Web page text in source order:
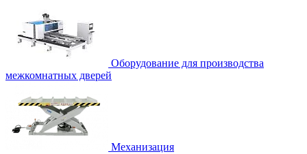
Оборудование для производства
межкомнатных дверей
Механизация